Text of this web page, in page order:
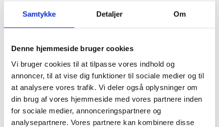
Samtykke Detaljer Om
Denne hjemmeside bruger cookies
Vi bruger cookies til at tilpasse vores indhold og
annoncer, til at vise dig funktioner til sociale medier og til
at analysere vores trafik. Vi deler også oplysninger om
din brug af vores hjemmeside med vores partnere inden
for sociale medier, annonceringspartnere og
analysepartnere. Vores partnere kan kombinere disse